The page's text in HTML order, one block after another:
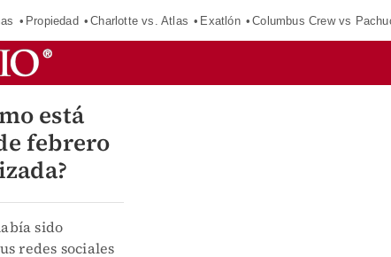
Propiedad Charlotte vs. Atlas Exatlón Columbus Crew vs
está
febrero
sido
redes sociales